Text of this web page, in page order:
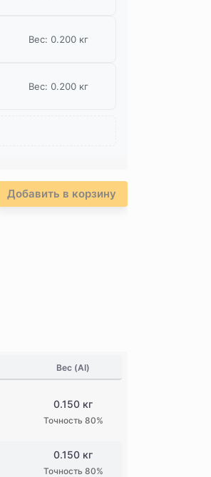
Вес: 0.200 кг
Вес: 0.200 кг
Добавить в корзину
Вес (AI)
0.150 кг
Точность 80%
0.150 кг
Точность 80%